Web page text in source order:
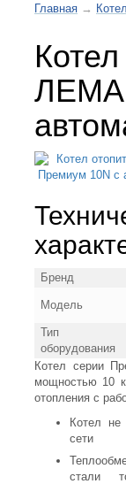
Главная →
Бренд
Модель
Тип
оборудования
Котел серии
мощностью 10
отопления с
Котел не
сети
стали